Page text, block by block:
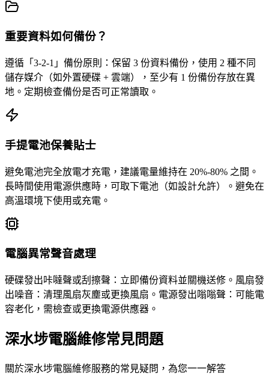
重要資料如何備份？
遵循「3-2-1」備份原則：保留 3 份資料備份，使用 2 種不同
儲存媒介（如外置硬碟 + 雲端），至少有 1 份備份存放在異
地。定期檢查備份是否可正常讀取。
手提電池保養貼士
避免電池完全放電才充電，建議電量維持在 20%-80% 之間。
長時間使用電源供應時，可取下電池（如設計允許）。避免在
高溫環境下使用或充電。
電腦異常聲音處理
硬碟發出咔噠聲或刮擦聲：立即備份資料並關機送修。風扇發
出噪音：清理風扇灰塵或更換風扇。電源發出嗡嗡聲：可能電
容老化，需檢查或更換電源供應器。
深水埗電腦維修常見問題
關於深水埗電腦維修服務的常見疑問，為您一一解答